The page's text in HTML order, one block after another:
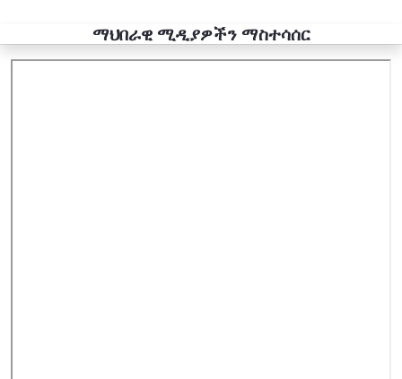
ማህበራዊ ሚዲያዎችን ማስተሳሰር